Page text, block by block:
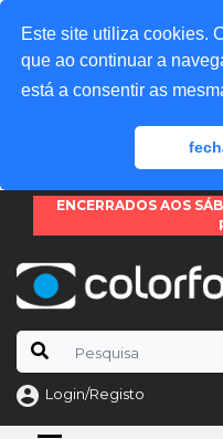
Este site utiliza cookies.
que ao continuar a
está a consentir as
ENCERRADOS AOS
Login/Registo